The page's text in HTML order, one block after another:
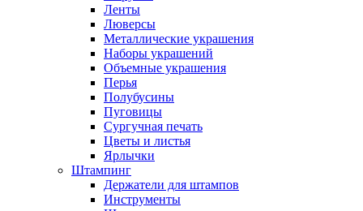
Ленты
Люверсы
Металлические украшения
Наборы украшений
Объемные украшения
Перья
Полубусины
Пуговицы
Сургучная печать
Цветы и листья
Ярлычки
Штампинг
Держатели для штампов
Инструменты